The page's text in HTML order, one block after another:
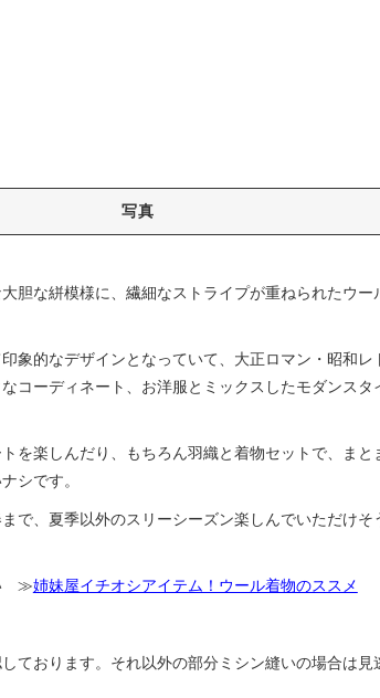
写真
胆な絣模様に、繊細なストライプが重ねられたウー
象的なデザインとなっていて、大正ロマン・昭和レ
コーディネート、お洋服とミックスしたモダンスタ
を楽しんだり、もちろん羽織と着物セットで、まと
シです。
で、夏季以外のスリーシーズン楽しんでいただけそ
≫姉妹屋イチオシアイテム！ウール着物のススメ
ております。それ以外の部分ミシン縫いの場合は見